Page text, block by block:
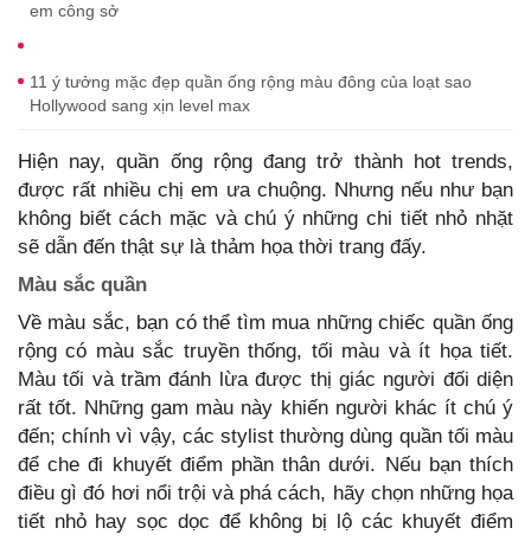
em công sở
11 ý tưởng mặc đẹp quần ống rộng màu đông của loạt sao
Hollywood sang xịn level max
Hiện nay, quần ống rộng đang trở thành hot trends,
được rất nhiều chị em ưa chuộng. Nhưng nếu như bạn
không biết cách mặc và chú ý những chi tiết nhỏ nhặt
sẽ dẫn đến thật sự là thảm họa thời trang đấy.
Màu sắc quần
Về màu sắc, bạn có thể tìm mua những chiếc quần ống
rộng có màu sắc truyền thống, tối màu và ít họa tiết.
Màu tối và trầm đánh lừa được thị giác người đối diện
rất tốt. Những gam màu này khiến người khác ít chú ý
đến; chính vì vậy, các stylist thường dùng quần tối màu
để che đi khuyết điểm phần thân dưới. Nếu bạn thích
điều gì đó hơi nổi trội và phá cách, hãy chọn những họa
tiết nhỏ hay sọc dọc để không bị lộ các khuyết điểm